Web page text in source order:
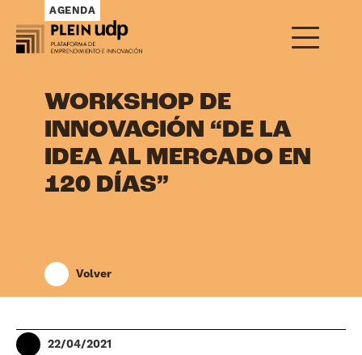
AGENDA
WORKSHOP DE
INNOVACIÓN “DE LA
IDEA AL MERCADO EN
120 DÍAS”
Volver
22/04/2021